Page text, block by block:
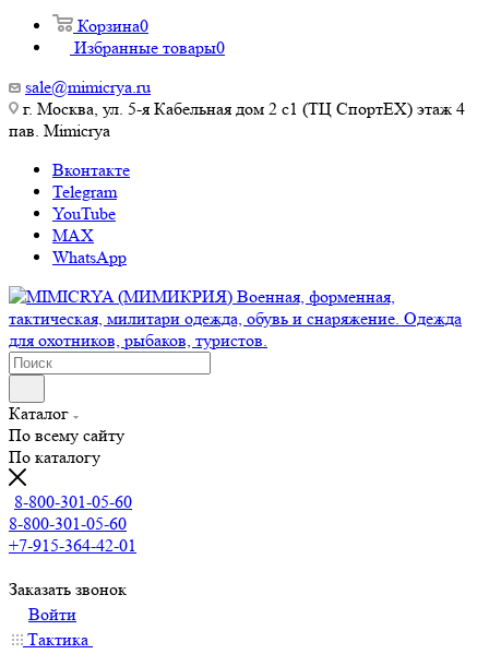
Корзина0
Избранные товары0
sale@mimicrya.ru
г. Москва, ул. 5-я Кабельная дом 2 с1 (ТЦ СпортEX) этаж 4
пав. Mimicrya
Вконтакте
Telegram
YouTube
MAX
WhatsApp
Каталог
По всему сайту
По каталогу
8-800-301-05-60
8-800-301-05-60
+7-915-364-42-01
Заказать звонок
Войти
Тактика